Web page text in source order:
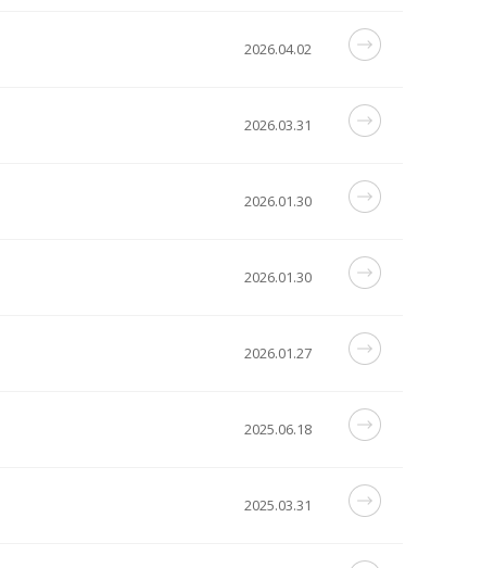
2026.04.02
2026.03.31
2026.01.30
2026.01.30
2026.01.27
2025.06.18
2025.03.31